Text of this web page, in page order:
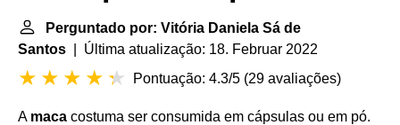
Perguntado por: Vitória Daniela Sá de
Santos | Última atualização: 18. Februar 2022
Pontuação: 4.3/5 (29 avaliações)
A maca costuma ser consumida em cápsulas ou em pó.